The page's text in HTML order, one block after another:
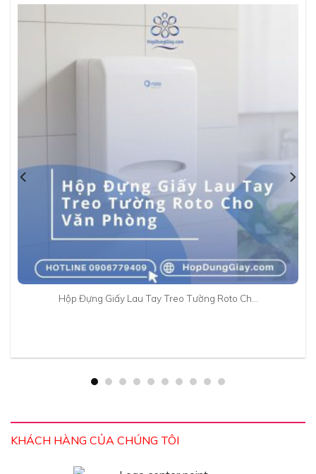
Hộp Đựng Giấy Lau Tay Treo Tường Roto Ch…
KHÁCH HÀNG CỦA CHÚNG TÔI